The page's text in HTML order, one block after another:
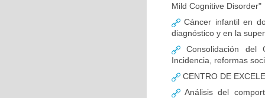
Mild Cognitive Disorder"
Cáncer infantil en
diagnóstico y en la
Consolidación del
Incidencia, reformas
CENTRO DE
Análisis del